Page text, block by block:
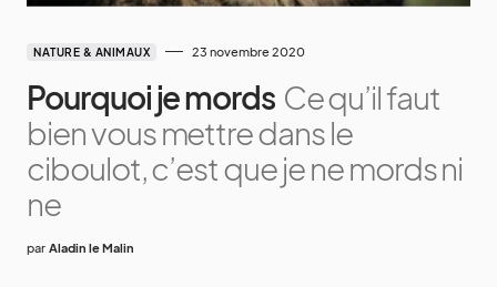
NATURE & ANIMAUX 23 novembre 2020
Pourquoi je mords Ce qu’il faut
bien vous mettre dans le
ciboulot, c’est que je ne mords ni
ne
par Aladin le Malin